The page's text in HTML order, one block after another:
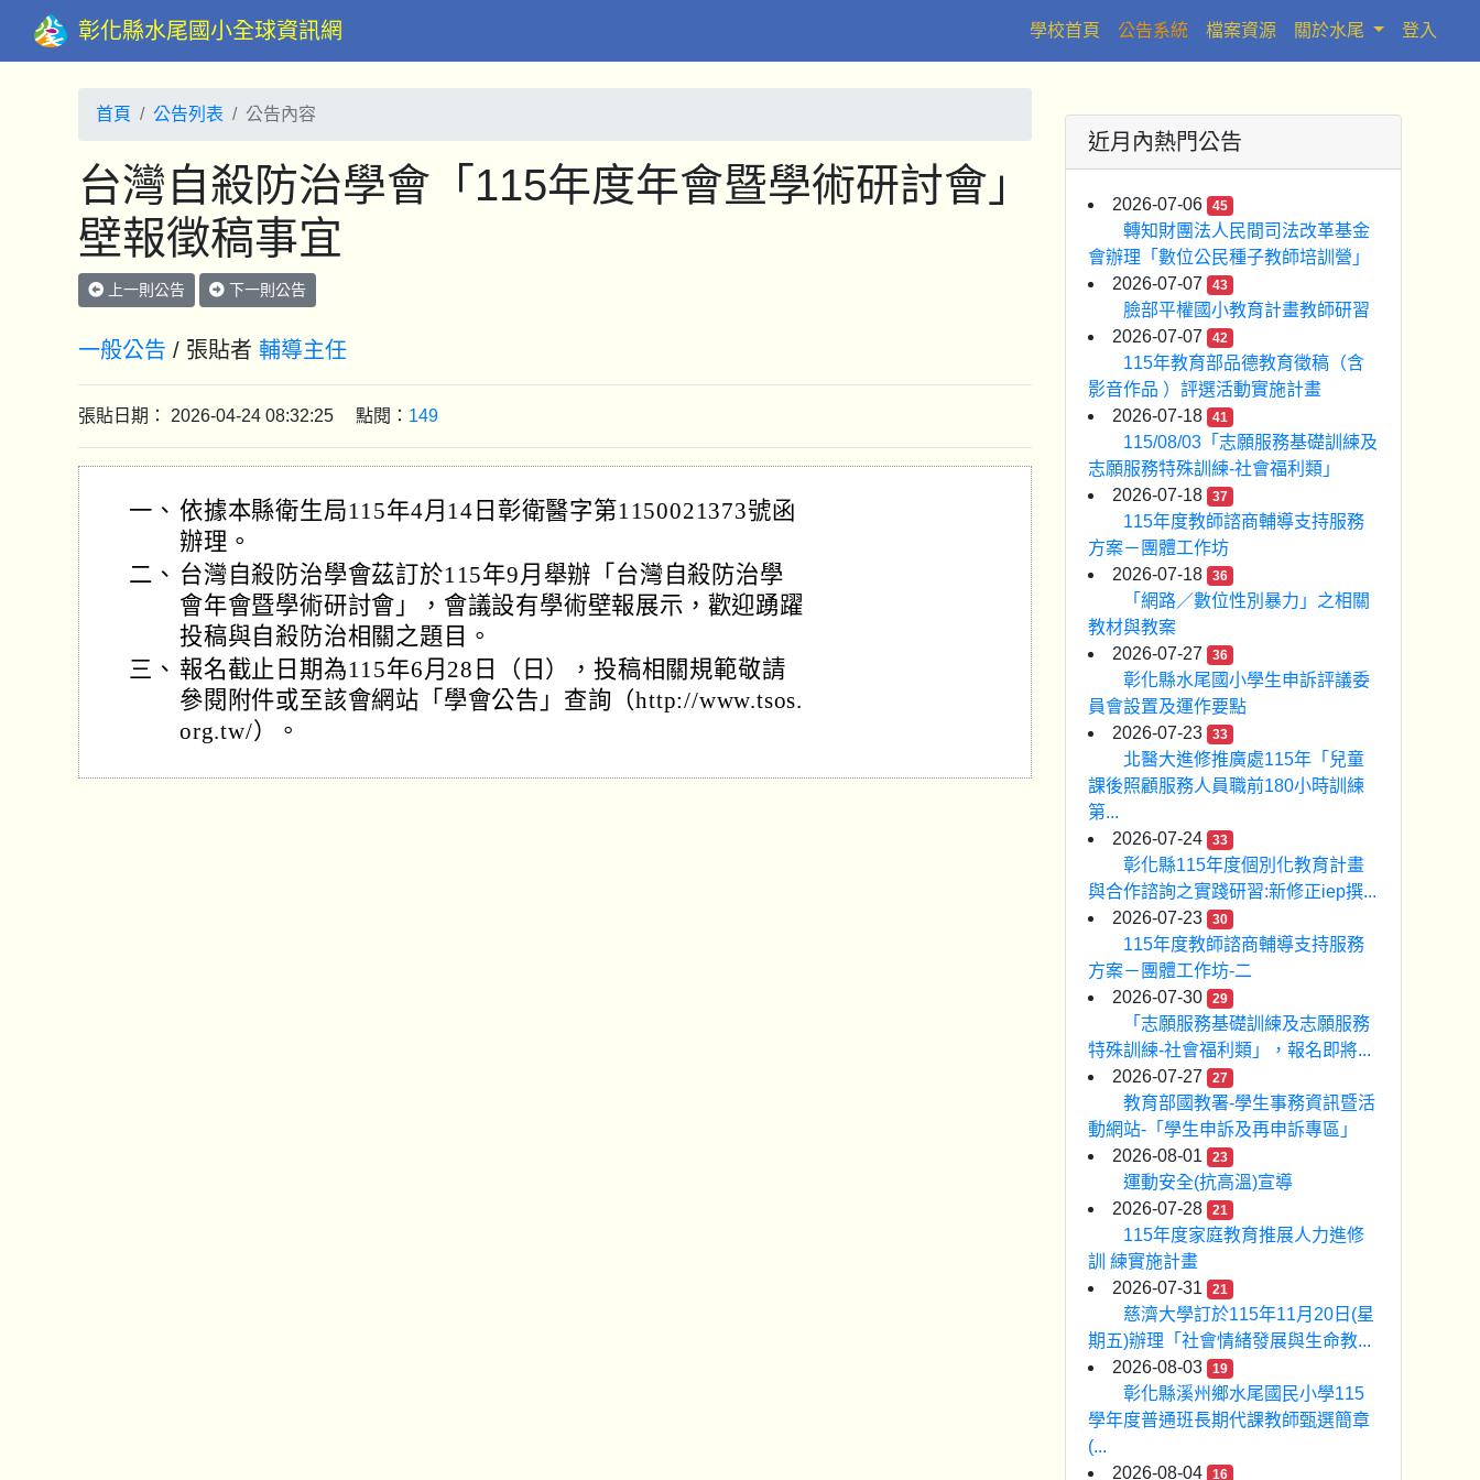
彰化縣水尾國小全球資訊網 學校首頁 (current)
公告系統 檔案資源 關於水尾 登入
首頁 公告列表 公告內容
台灣自殺防治學會「115年度年會暨學術研討會」
壁報徵稿事宜
上一則公告 下一則公告
一般公告 / 張貼者 輔導主任
張貼日期： 2026-04-24 08:32:25 點閱： 149
一、 依據本縣衛生局115年4月14日彰衛醫字第1150021373號函
辦理。
二、 台灣自殺防治學會茲訂於115年9月舉辦「台灣自殺防治學
會年會暨學術研討會」，會議設有學術壁報展示，歡迎踴躍
投稿與自殺防治相關之題目。
三、 報名截止日期為115年6月28日（日），投稿相關規範敬請
參閱附件或至該會網站「學會公告」查詢（http://www.tsos.
org.tw/）。
近月內熱門公告
2026-07-06 45
轉知財團法人民間司法改革基金
會辦理「數位公民種子教師培訓營」
2026-07-07
43
臉部平權國小教育計畫教師研習
2026-07-07
42
115年教育部品德教育徵稿（含
影音作品 ）評選活動實施計畫
2026-07-18
41
115/08/03「志願服務基礎訓練及
志願服務特殊訓練-社會福利類」
2026-07-18
37
115年度教師諮商輔導支持服務
方案－團體工作坊
2026-07-18
36
「網路／數位性別暴力」之相關
教材與教案
2026-07-27
36
彰化縣水尾國小學生申訴評議委
員會設置及運作要點
2026-07-23
33
北醫大進修推廣處115年「兒童
課後照顧服務人員職前180小時訓練
第...
2026-07-24
33
彰化縣115年度個別化教育計畫
與合作諮詢之實踐研習:新修正iep撰...
2026-07-23
30
115年度教師諮商輔導支持服務
方案－團體工作坊-二
2026-07-30
29
「志願服務基礎訓練及志願服務
特殊訓練-社會福利類」，報名即將...
2026-07-27
27
教育部國教署-學生事務資訊暨活
動網站-「學生申訴及再申訴專區」
2026-08-01
23
運動安全(抗高溫)宣導
2026-07-28
21
115年度家庭教育推展人力進修
訓 練實施計畫
2026-07-31
21
慈濟大學訂於115年11月20日(星
期五)辦理「社會情緒發展與生命教...
2026-08-03
19
彰化縣溪州鄉水尾國民小學115
學年度普通班長期代課教師甄選簡章
(...
2026-08-04
16